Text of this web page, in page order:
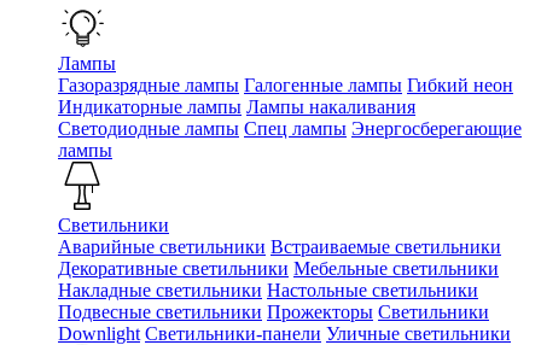
Лампы
Газоразрядные лампы Галогенные лампы Гибкий неон
Индикаторные лампы Лампы накаливания
Светодиодные лампы Спец лампы Энергосберегающие
лампы
Светильники
Аварийные светильники Встраиваемые светильники
Декоративные светильники Мебельные светильники
Накладные светильники Настольные светильники
Подвесные светильники Прожекторы Светильники
Downlight Светильники-панели Уличные светильники